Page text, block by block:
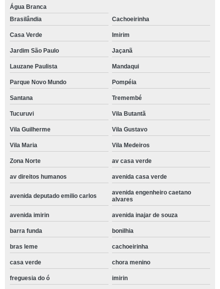
Água Branca
Brasilândia
Cachoeirinha
Casa Verde Imirim
Jardim São Paulo Jaçanã
Lauzane Paulista Mandaqui
Parque Novo Mundo Pompéia
Santana Tremembé
Tucuruvi Vila Butantã
Vila Guilherme Vila Gustavo
Vila Maria Vila Medeiros
Zona Norte av casa verde
av direitos humanos avenida casa verde
avenida deputado emilio carlos
avenida engenheiro caetano
alvares
avenida imirin avenida inajar de souza
barra funda bonilhia
bras leme cachoeirinha
casa verde chora menino
freguesia do ó imirin